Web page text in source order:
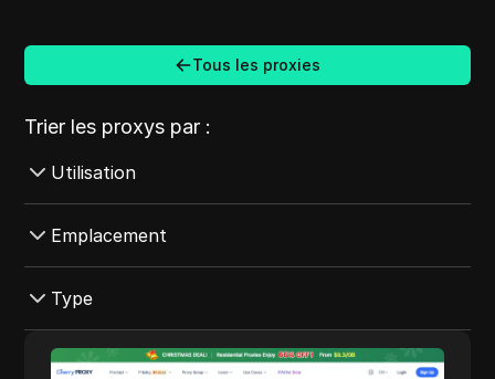
Tous les proxies
Trier les proxys par :
Utilisation
Médias sociaux
Grattage
Amazon
Emplacement
Corée du Sud
Pologne
Type
Fournisseur d'accès Internet
Cherry Proxy